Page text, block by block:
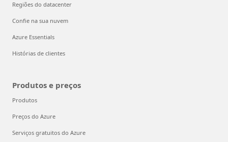
Regiões do datacenter
Confie na sua nuvem
Azure Essentials
Histórias de clientes
Produtos e preços
Produtos
Preços do Azure
Serviços gratuitos do Azure